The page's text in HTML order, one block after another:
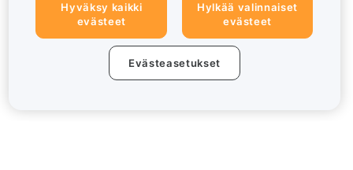
Hyväksy kaikki
evästeet
Hylkää valinnaiset
evästeet
Evästeasetukset